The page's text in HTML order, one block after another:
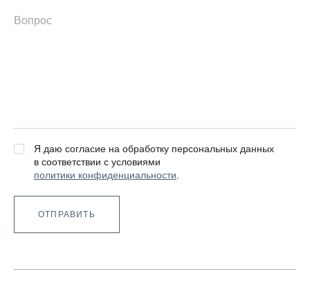
Я даю согласие на обработку персональных данных
в соответствии с условиями
политики конфиденциальности.
ОТПРАВИТЬ